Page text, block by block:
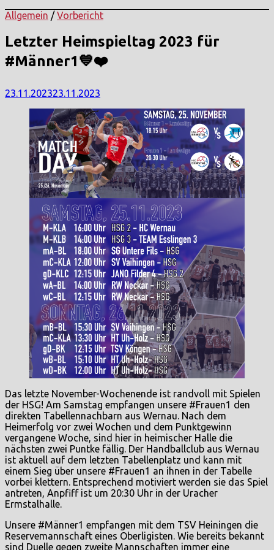
Allgemein /Vorbericht
Letzter Heimspieltag 2023 für
#Männer1💙❤️
23.11.202323.11.2023
Das letzte November-Wochenende ist randvoll mit Spielen
der HSG! Am Samstag empfangen unsere #Frauen1 den
direkten Tabellennachbarn aus Wernau. Nach dem
Heimerfolg vor zwei Wochen und dem Punktgewinn
vergangene Woche, sind hier in heimischer Halle die
nächsten zwei Puntke fällig. Der Handballclub aus Wernau
ist aktuell auf dem letzten Tabellenplatz und kann mit
einem Sieg über unsere #Frauen1 an ihnen in der Tabelle
vorbei klettern. Entsprechend motiviert werden sie das Spiel
antreten, Anpfiff ist um 20:30 Uhr in der Uracher
Ermstalhalle.
Unsere #Männer1 empfangen mit dem TSV Heiningen die
Reservemannschaft eines Oberligisten. Wie bereits bekannt
sind Duelle gegen zweite Mannschaften immer eine